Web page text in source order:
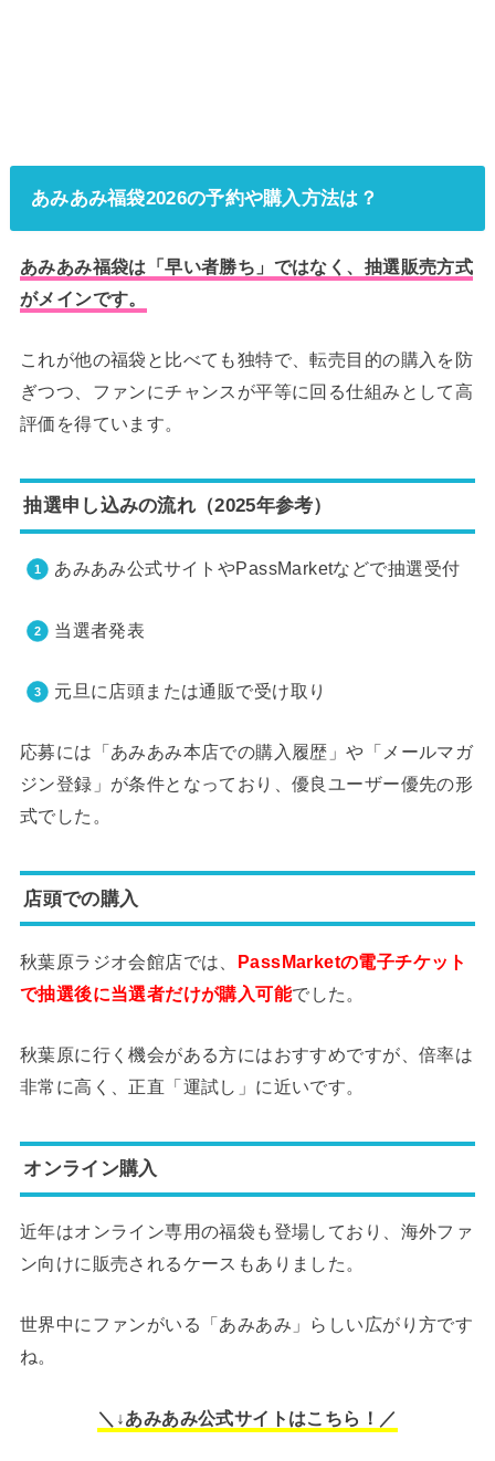
あみあみ福袋2026の予約や購入方法は？
あみあみ福袋は「早い者勝ち」ではなく、抽選販売方式
がメインです。
これが他の福袋と比べても独特で、転売目的の購入を防
ぎつつ、ファンにチャンスが平等に回る仕組みとして高
評価を得ています。
抽選申し込みの流れ（2025年参考）
あみあみ公式サイトやPassMarketなどで抽選受付
当選者発表
元旦に店頭または通販で受け取り
応募には「あみあみ本店での購入履歴」や「メールマガ
ジン登録」が条件となっており、優良ユーザー優先の形
式でした。
店頭での購入
秋葉原ラジオ会館店では、 PassMarketの電子チケット
で抽選後に当選者だけが購入可能でした。
秋葉原に行く機会がある方にはおすすめですが、倍率は
非常に高く、正直「運試し」に近いです。
オンライン購入
近年はオンライン専用の福袋も登場しており、海外ファ
ン向けに販売されるケースもありました。
世界中にファンがいる「あみあみ」らしい広がり方です
ね。
＼↓あみあみ公式サイトはこちら！／